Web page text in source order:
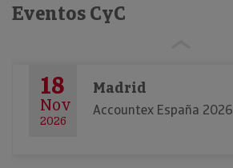
Eventos CyC
18
Nov
2026
Madrid
Accountex España 2026